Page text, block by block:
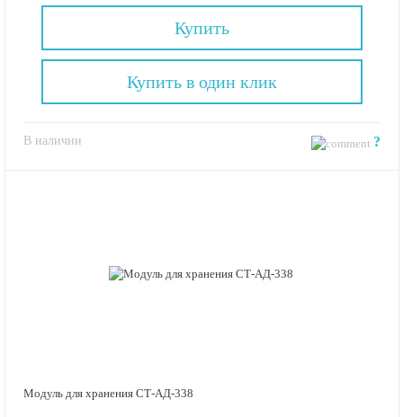
Купить
В наличии ?
Купить в один клик
Модуль для хранения СТ-АД-338